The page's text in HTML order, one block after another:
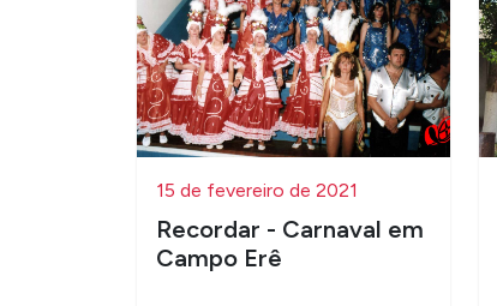
15 de fevereiro de 2021
Recordar - Carnaval em
Campo Erê